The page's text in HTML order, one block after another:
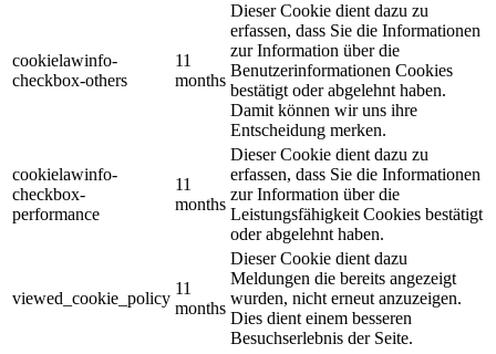
cookielawinfo-
checkbox-others
11
months
Dieser Cookie dient dazu zu
erfassen, dass Sie die Informationen
zur Information über die
Benutzerinformationen Cookies
bestätigt oder abgelehnt haben.
Damit können wir uns ihre
Entscheidung merken.
cookielawinfo-
checkbox-
performance
11
months
Dieser Cookie dient dazu zu
erfassen, dass Sie die Informationen
zur Information über die
Leistungsfähigkeit Cookies bestätigt
oder abgelehnt haben.
viewed_cookie_policy
11
months
Dieser Cookie dient dazu
Meldungen die bereits angezeigt
wurden, nicht erneut anzuzeigen.
Dies dient einem besseren
Besuchserlebnis der Seite.